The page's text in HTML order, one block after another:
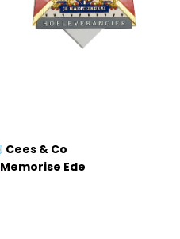
Cees & Co
Memorise Ede